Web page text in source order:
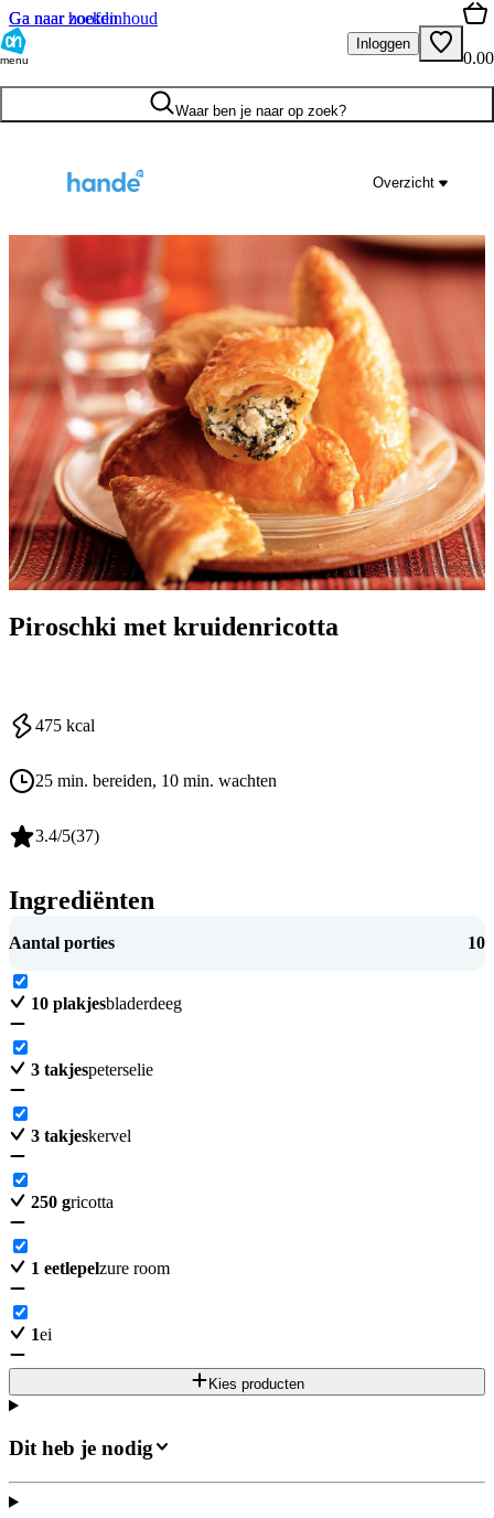
Ga naar hoofdinhoud
Ga naar zoeken
menu
Inloggen
0.00
Waar ben je naar op zoek?
Overzicht
Piroschki met kruidenricotta
475 kcal
25 min. bereiden, 10 min. wachten
3.4/5(37)
Ingrediënten
Aantal porties 10
10 plakjesbladerdeeg
3 takjespeterselie
3 takjeskervel
250 gricotta
1 eetlepelzure room
1ei
Kies producten
Dit heb je nodig